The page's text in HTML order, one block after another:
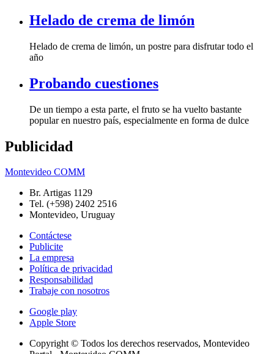
Helado de crema de limón
Helado de crema de limón, un postre para disfrutar todo el
año
Probando cuestiones
De un tiempo a esta parte, el fruto se ha vuelto bastante
popular en nuestro país, especialmente en forma de dulce
Publicidad
Montevideo COMM
Br. Artigas 1129
Tel. (+598) 2402 2516
Montevideo, Uruguay
Contáctese
Publicite
La empresa
Política de privacidad
Responsabilidad
Trabaje con nosotros
Google play
Apple Store
Copyright © Todos los derechos reservados, Montevideo